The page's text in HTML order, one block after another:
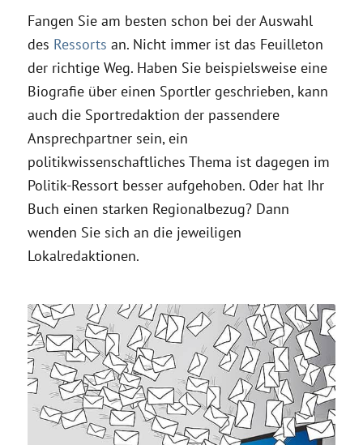
Fangen Sie am besten schon bei der Auswahl
des Ressorts an. Nicht immer ist das Feuilleton
der richtige Weg. Haben Sie beispielsweise eine
Biografie über einen Sportler geschrieben, kann
auch die Sportredaktion der passendere
Ansprechpartner sein, ein
politikwissenschaftliches Thema ist dagegen im
Politik-Ressort besser aufgehoben. Oder hat Ihr
Buch einen starken Regionalbezug? Dann
wenden Sie sich an die jeweiligen
Lokalredaktionen.